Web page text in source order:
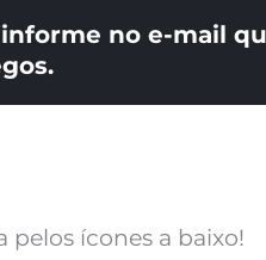
no e-mail
pelos ícones a baixo!